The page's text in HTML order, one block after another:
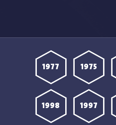
1975
1977
1997
1998